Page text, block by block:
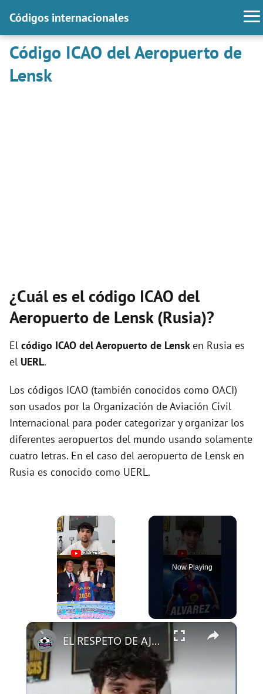
Códigos internacionales
Código ICAO del Aeropuerto de
Lensk
¿Cuál es el código ICAO del
Aeropuerto de Lensk (Rusia)?
El código ICAO delAeropuerto de Lensken Rusia es
el UERL.
Los códigos ICAO (también conocidos como OACI)
son usados por la Organización de Aviación Civil
Internacional para poder categorizar y organizar los
diferentes aeropuertos del mundo usando solamente
cuatro letras. En el caso del aeropuerto de Lensk en
Rusia es conocido como UERL.
×
Now Playing
×
EL RESPETO DE AJAX AL FCB